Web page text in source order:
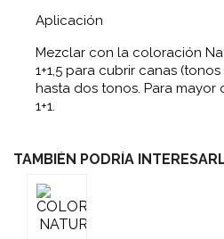
Aplicación
Mezclar con la coloración
1+1,5 para cubrir canas
hasta dos tonos. Para mayor
1+1.
TAMBIÉN PODRÍA